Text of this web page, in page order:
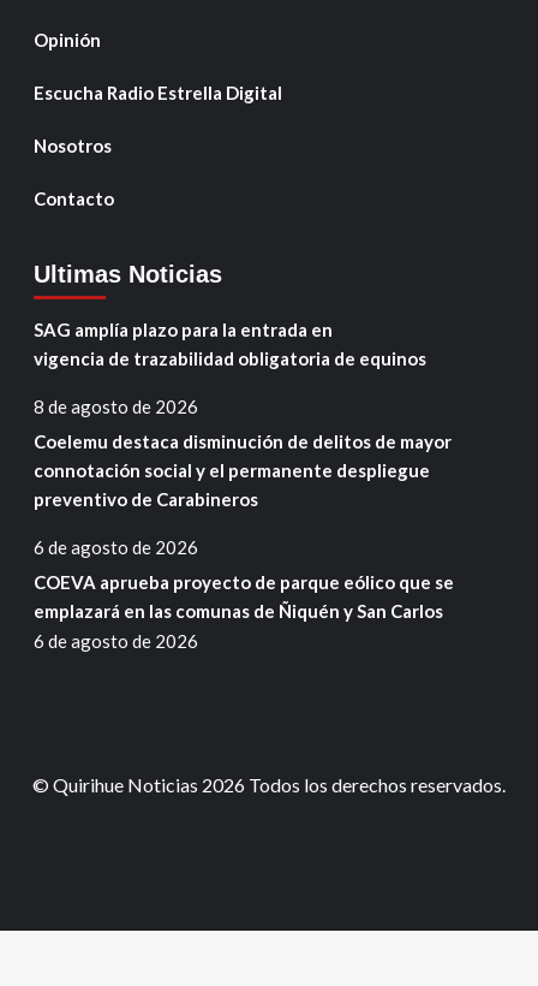
Opinión
Escucha Radio Estrella Digital
Nosotros
Contacto
Ultimas Noticias
SAG amplía plazo para la entrada en
vigencia de trazabilidad obligatoria de equinos
8 de agosto de 2026
Coelemu destaca disminución de delitos de mayor
connotación social y el permanente despliegue
preventivo de Carabineros
6 de agosto de 2026
COEVA aprueba proyecto de parque eólico que se
emplazará en las comunas de Ñiquén y San Carlos
6 de agosto de 2026